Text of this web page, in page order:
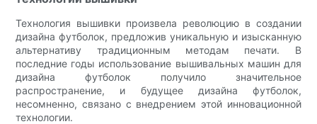
Технология вышивки произвела революцию в создании
дизайна футболок, предложив уникальную и изысканную
альтернативу традиционным методам печати. ​​В
последние годы использование вышивальных машин для
дизайна футболок получило значительное
распространение, и будущее дизайна футболок,
несомненно, связано с внедрением этой инновационной
технологии.